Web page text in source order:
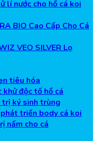
lí nước cho hồ cá koi
BIO Cao Cấp Cho Cá
VEO SILVER Lọ
tiêu hóa
độc tố hồ cá
trị ký sinh trùng
triển body cá koi
nấm cho cá